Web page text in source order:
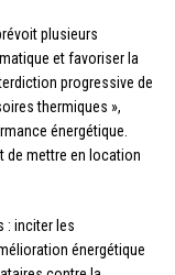
plusieurs
et favoriser la
progressive de
thermiques »,
énergétique.
de mettre en location
: inciter les
énergétique